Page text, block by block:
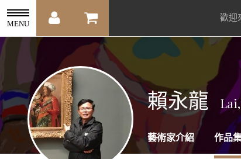
歡迎
MENU
賴永龍
藝術家介紹 作品